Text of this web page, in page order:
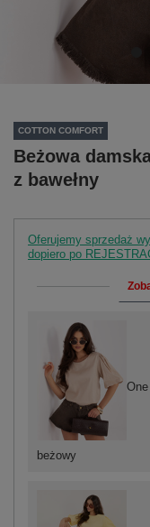
COTTON COMFORT
Beżowa
z bawełny
Oferujemy sprzedaż
dopiero po
beżowy